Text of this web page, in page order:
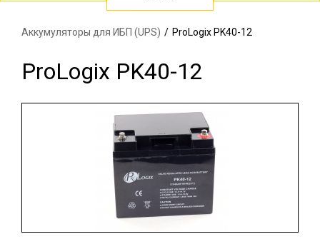
Аккумуляторы для ИБП (UPS) / ProLogix PK40-12
ProLogix PK40-12